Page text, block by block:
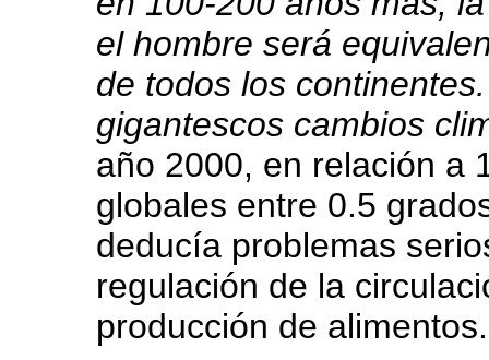
el hombre será
de todos los
gigantescos cambios
año 2000, en relación a
globales entre 0.5
deducía problemas
regulación de la
producción de alimentos.